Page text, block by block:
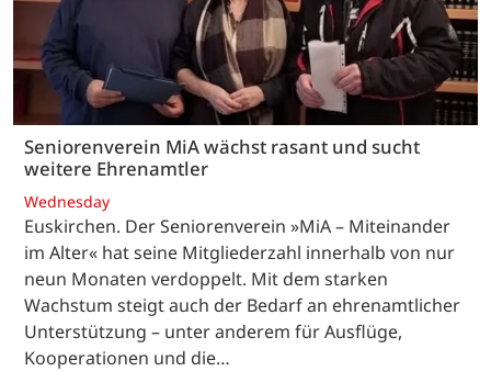
Seniorenverein MiA wächst rasant und sucht
weitere Ehrenamtler
Wednesday
Euskirchen. Der Seniorenverein »MiA – Miteinander
im Alter« hat seine Mitgliederzahl innerhalb von nur
neun Monaten verdoppelt. Mit dem starken
Wachstum steigt auch der Bedarf an ehrenamtlicher
Unterstützung – unter anderem für Ausflüge,
Kooperationen und die…